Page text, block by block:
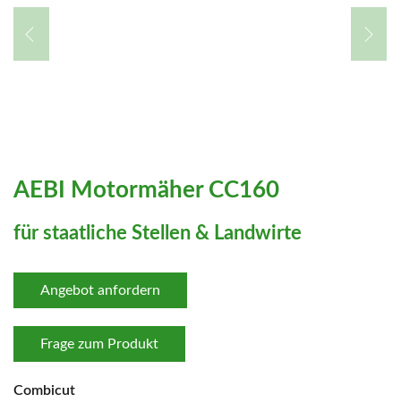
AEBI Motormäher CC160
für staatliche Stellen & Landwirte
Angebot anfordern
Frage zum Produkt
Combicut